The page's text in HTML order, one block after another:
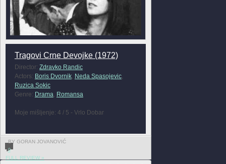
Tragovi Crne Devojke (1972)
Director: Zdravko Randic
Actors: Boris Dvornik, Neda Spasojevic,
Ruzica Sokic
Genre: Drama Romansa
Moje mišljenje: 4 / 5 - Vrlo Dobar
BY GORAN JOVANOVIĆ
0
FULL REVIEW »